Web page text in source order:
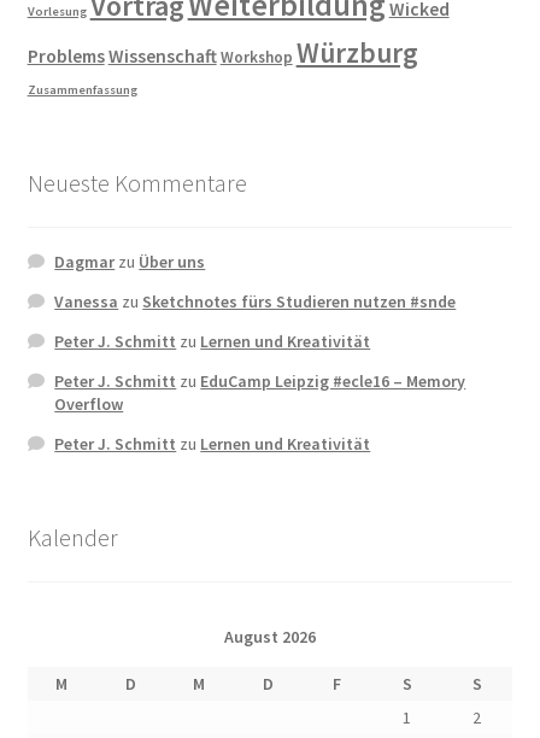
Vorlesung Wicked
ProblemsWissenschaftWorkshop Würzburg
Zusammenfassung
Neueste Kommentare
Dagmarzu Über uns
Vanessa zu Sketchnotes fürs Studieren nutzen #snde
Peter J. Schmitt zu Lernen und Kreativität
Peter J. Schmitt zu EduCamp Leipzig #ecle16 – Memory
Overflow
Peter J. Schmitt zu Lernen und Kreativität
Kalender
August 2026
M D M D F S
S
1
2